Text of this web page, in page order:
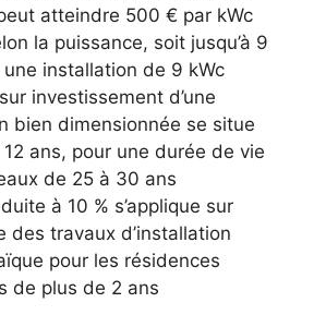
atteindre 500 € par kWc
la puissance, soit jusqu’à 9
installation de 9 kWc
investissement d’une
bien dimensionnée se situe
ans, pour une durée de vie
de 25 à 30 ans
à 10 % s’applique sur
des travaux d’installation
pour les résidences
de plus de 2 ans